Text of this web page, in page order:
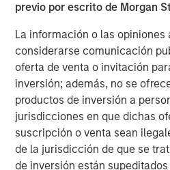
previo por escrito de Morgan
La información o las opiniones
considerarse comunicación
oferta de venta o invitación
inversión; además, no se
productos de inversión a
jurisdicciones en que dichas
suscripción o venta sean
de la jurisdicción de que se
de inversión están
Counterpoint Global
Counterpoint Global’s culture
creativity, continued
thinking.
ARTÍCULOS RELACIONADOS